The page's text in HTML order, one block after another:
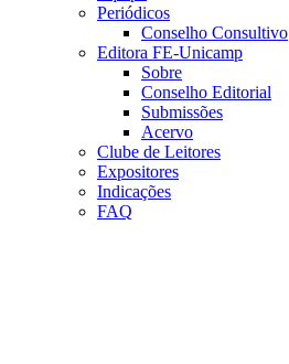
Periódicos
Conselho Consultivo
Editora FE-Unicamp
Sobre
Conselho Editorial
Submissões
Acervo
Clube de Leitores
Expositores
Indicações
FAQ